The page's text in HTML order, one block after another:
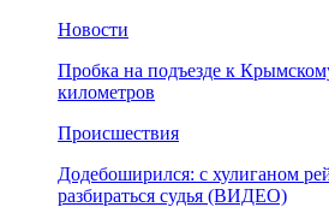
Новости
Пробка на подъезде к
километров
Происшествия
Додебоширился: с хулиганом
разбираться судья (ВИДЕО)